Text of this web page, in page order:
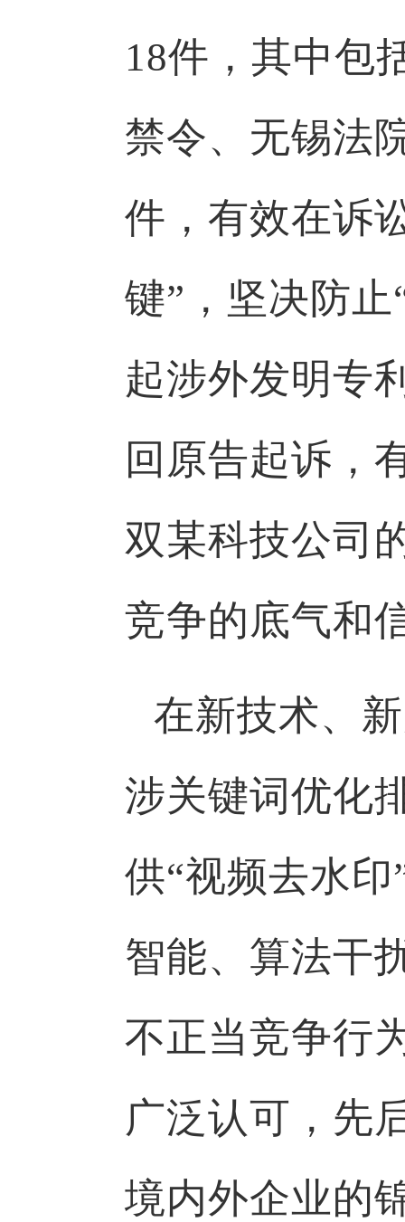
18件，其中包
禁令、无锡法
件，有效在诉
键”，坚决防
起涉外发明专
回原告起诉，
双某科技公司
竞争的底气和
在新技术、
涉关键词优化
供“视频去水
智能、算法干
不正当竞争行
广泛认可，先
境内外企业的